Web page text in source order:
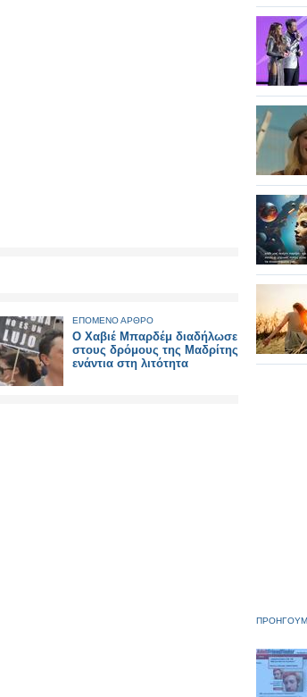
ΕΠΟΜΕΝΟ ΑΡΘΡΟ
Ο Χαβιέ Μπαρδέμ διαδήλωσε
στους δρόμους της Μαδρίτης
ενάντια στη λιτότητα